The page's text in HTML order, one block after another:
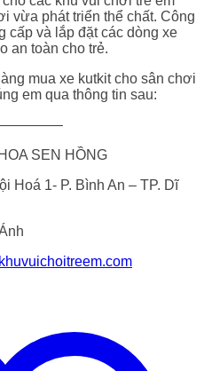
vừa phát triển thể chất. Công
cấp và lắp đặt các dòng xe
an toàn cho trẻ.
mua xe kutkit cho sân chơi
em qua thông tin sau:
SEN HỒNG
Hoá 1- P. Bình An – TP. Dĩ